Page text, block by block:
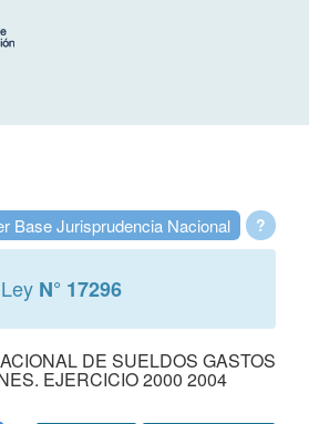
?
Base Jurisprudencia Nacional
Ley N° 17296
DE SUELDOS GASTOS
EJERCICIO 2000 2004